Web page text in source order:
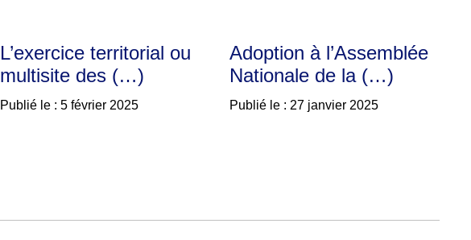
L’exercice territorial ou
multisite des (…)
Publié le : 5 février 2025
Adoption à l’Assemblée
Nationale de la (…)
Publié le : 27 janvier 2025